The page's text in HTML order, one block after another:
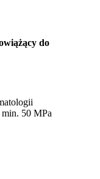
do
min. 50 MPa